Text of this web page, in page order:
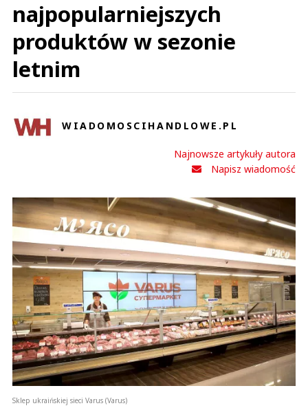
najpopularniejszych
produktów w sezonie
letnim
WIADOMOSCIHANDLOWE.PL
Najnowsze artykuły autora
Napisz wiadomość
Sklep ukraińskiej sieci Varus (Varus)